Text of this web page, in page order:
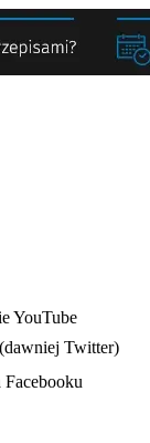
YouTube
Twitter)